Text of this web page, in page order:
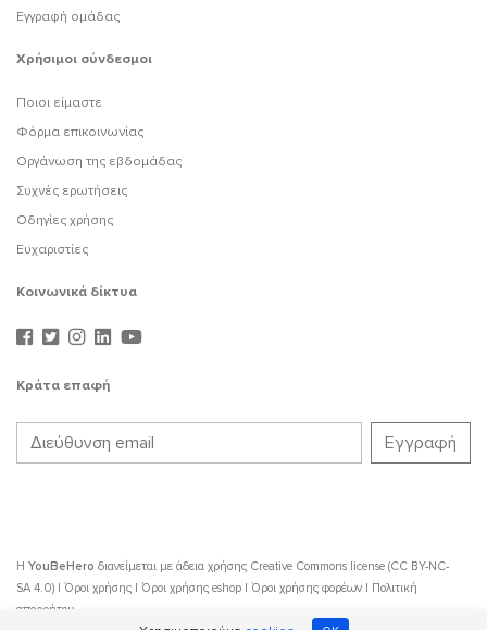
Εγγραφή ομάδας
Χρήσιμοι σύνδεσμοι
Ποιοι είμαστε
Φόρμα επικοινωνίας
Οργάνωση της εβδομάδας
Συχνές ερωτήσεις
Οδηγίες χρήσης
Ευχαριστίες
Κοινωνικά δίκτυα
Κράτα επαφή
Η YouBeHero διανείμεται με άδεια χρήσης Creative Commons license (CC BY-NC-
SA 4.0)
Όροι χρήσης Όροι χρήσης eshop Όροι χρήσης φορέων
Πολιτική
απορρήτου